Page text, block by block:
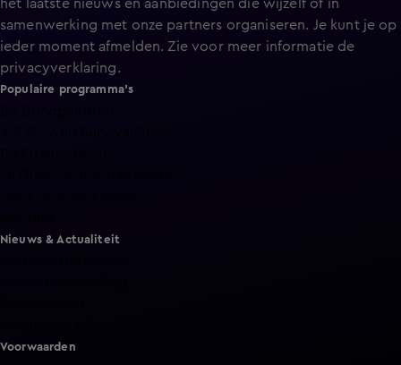
het laatste nieuws en aanbiedingen die wijzelf of in
samenwerking met onze partners organiseren. Je kunt je op
ieder moment afmelden. Zie voor meer informatie de
privacyverklaring.
Populaire programma's
Nieuws & Actualiteit
Voorwaarden